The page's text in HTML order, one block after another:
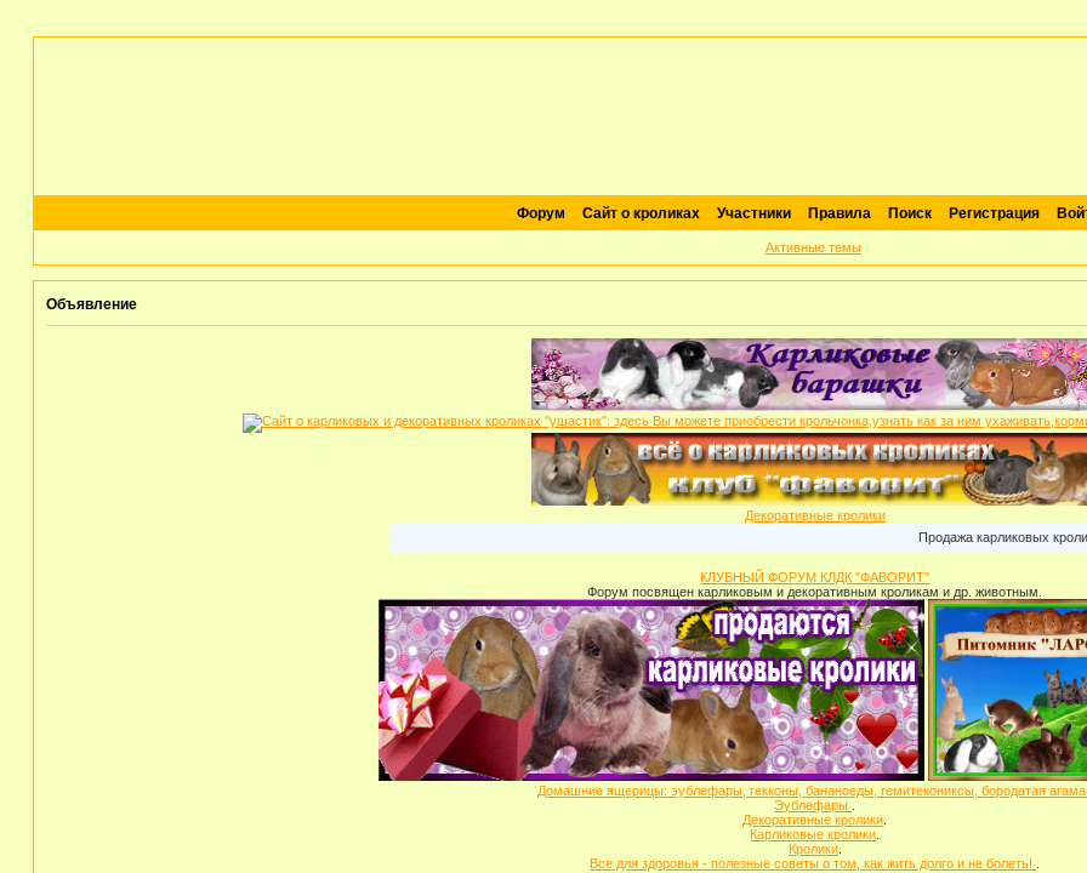
Форум Сайт о кроликах Участники Правила Поиск Регистрация
Активные темы
Объявление
Декоративные кролики
Продажа карликовых
КЛУБНЫЙ ФОРУМ КЛДК "ФАВОРИТ"
Форум посвящен карликовым и декоративным кроликам и др. животным.
Домашние ящерицы: эублефары, гекконы, бананоеды, гемитекониксы, бородатая
Эублефары
Декоративные кролики
Карликовые кролики
Кролики.
Все для здоровья - полезные советы о том, как жить долго и не болеть!